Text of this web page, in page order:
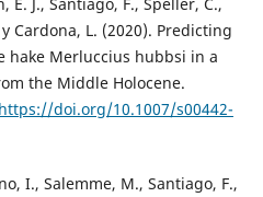
Cardona, L. (2020). Predicting
hake Merluccius hubbsi in a
the Middle Holocene.
https://doi.org/10.1007/s00442-
I., Salemme, M., Santiago, F.,